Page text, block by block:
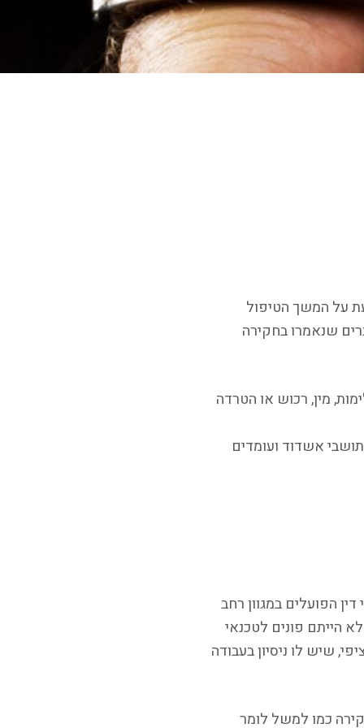
על המשך הטיפול
שנאמרו בחקירה
מין, רכוש או הטרדה
אשדוד ועומדים
הפועלים במגוון רחב
הייתם פונים לטכנאי
שיש לו ניסיון בעבודה
כמו למשל לומר